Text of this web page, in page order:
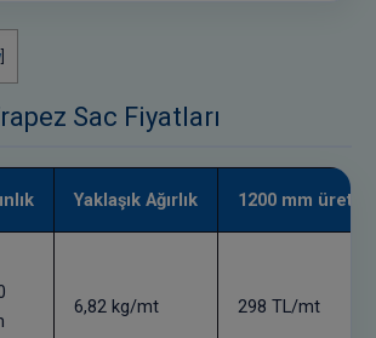
Sac Fiyatları
Yaklaşık Ağırlık 1200 mm
6,82 kg/mt 298 TL/mt